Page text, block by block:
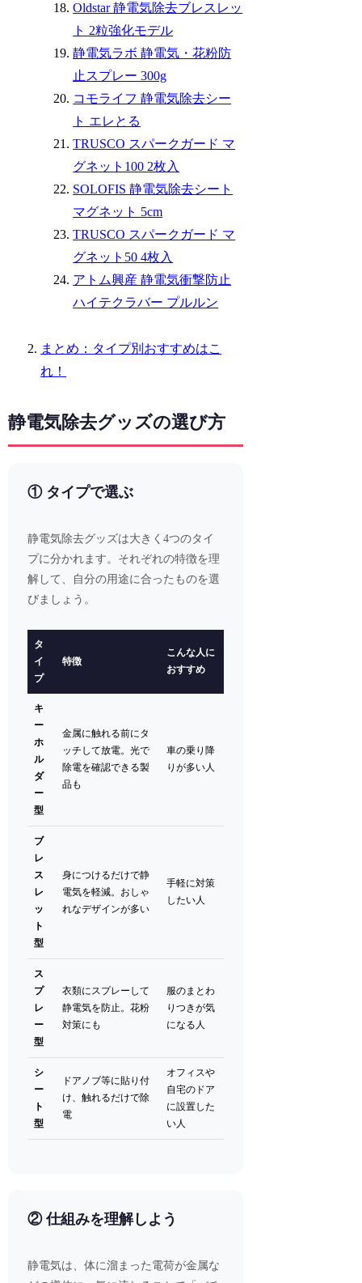
Oldstar 静電気除去ブレスレッ
ト 2粒強化モデル
静電気ラボ 静電気・花粉防
止スプレー 300g
コモライフ 静電気除去シー
ト エレとる
TRUSCO スパークガード マ
グネット100 2枚入
SOLOFIS 静電気除去シート
マグネット 5cm
TRUSCO スパークガード マ
グネット50 4枚入
アトム興産 静電気衝撃防止
ハイテクラバー プルルン
まとめ：タイプ別おすすめはこ
れ！
静電気除去グッズの選び方
① タイプで選ぶ
静電気除去グッズは大きく4つのタイ
プに分かれます。それぞれの特徴を理
解して、自分の用途に合ったものを選
びましょう。
タ
イ
プ
特徴
こんな人に
おすすめ
キ
ー
ホ
ル
ダ
ー
型
金属に触れる前にタ
ッチして放電。光で
除電を確認できる製
品も
車の乗り降
りが多い人
ブ
レ
ス
レ
ッ
ト
型
身につけるだけで静
電気を軽減。おしゃ
れなデザインが多い
手軽に対策
したい人
ス
プ
レ
ー
型
衣類にスプレーして
静電気を防止。花粉
対策にも
服のまとわ
りつきが気
になる人
シ
ー
ト
型
ドアノブ等に貼り付
け、触れるだけで除
電
オフィスや
自宅のドア
に設置した
い人
② 仕組みを理解しよう
静電気は、体に溜まった電荷が金属な